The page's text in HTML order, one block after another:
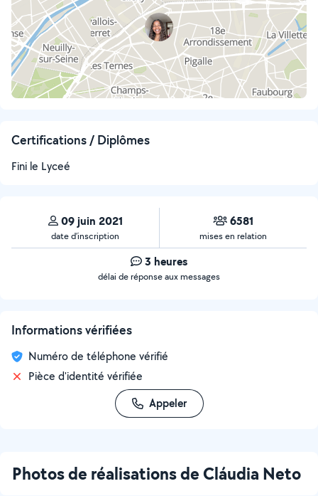
Certifications / Diplômes
Fini le Lyceé
09 juin 2021
date d’inscription
6581
mises en relation
3 heures
délai de réponse aux messages
Informations vérifiées
Numéro de téléphone vérifié
Pièce d'identité vérifiée
Appeler
Photos de réalisations de Cláudia Neto